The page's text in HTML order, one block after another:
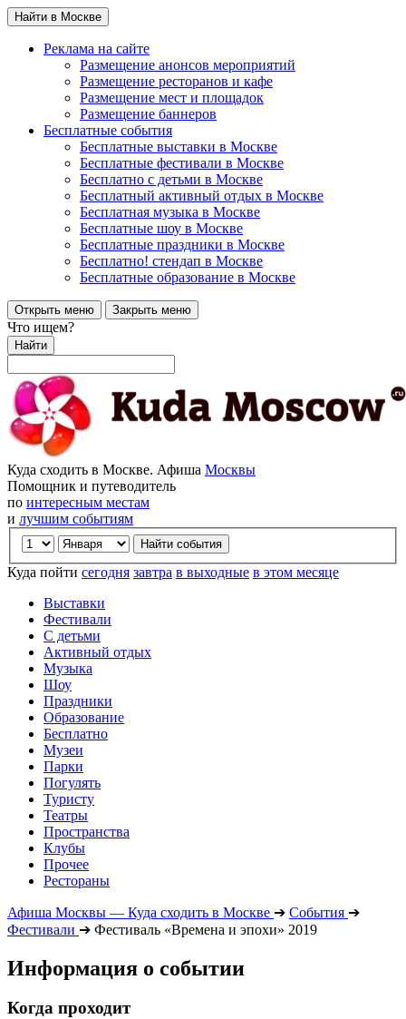
Найти в Москве
Реклама на сайте
Размещение анонсов мероприятий
Размещение ресторанов и кафе
Размещение мест и площадок
Размещение баннеров
Бесплатные события
Бесплатные выставки в Москве
Бесплатные фестивали в Москве
Бесплатно с детьми в Москве
Бесплатный активный отдых в Москве
Бесплатная музыка в Москве
Бесплатные шоу в Москве
Бесплатные праздники в Москве
Бесплатно! стендап в Москве
Бесплатные образование в Москве
Открыть меню Закрыть меню
Что ищем?
Найти
Куда сходить в Москве. Афиша Москвы
Помощник и путеводитель
по интересным местам
и лучшим событиям
Куда пойти сегодня завтра в выходные в этом месяце
Выставки
Фестивали
С детьми
Активный отдых
Музыка
Шоу
Праздники
Образование
Бесплатно
Музеи
Парки
Погулять
Туристу
Театры
Пространства
Клубы
Прочее
Рестораны
Афиша Москвы — Куда сходить в Москве ➔ События ➔
Фестивали ➔ Фестиваль «Времена и эпохи» 2019
Информация о событии
Когда проходит